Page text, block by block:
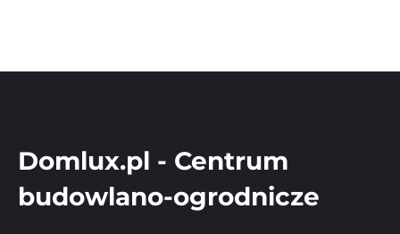
Domlux.pl - Centrum
budowlano-ogrodnicze